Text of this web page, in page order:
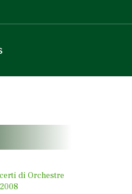
di Orchestre